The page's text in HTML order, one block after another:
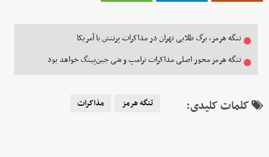
تنگه هرمز، برگ طلایی تهران در مذاکرات پرتنش با آمریکا
تنگه هرمز محور اصلی مذاکرات ترامپ و شی‌ جین‌پینگ خواهد بود
کلمات کلیدی: تنگه هرمز مذاکرات